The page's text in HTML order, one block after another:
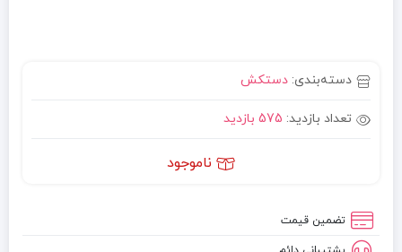
دسته‌بندی: دستکش
تعداد بازدید: 575 بازدید
ناموجود
تضمین قیمت